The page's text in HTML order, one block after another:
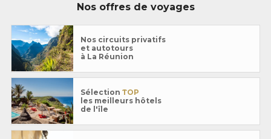
Nos offres de voyages
Nos circuits privatifs
et autotours
à La Réunion
Sélection TOP
les meilleurs hôtels
de l'île